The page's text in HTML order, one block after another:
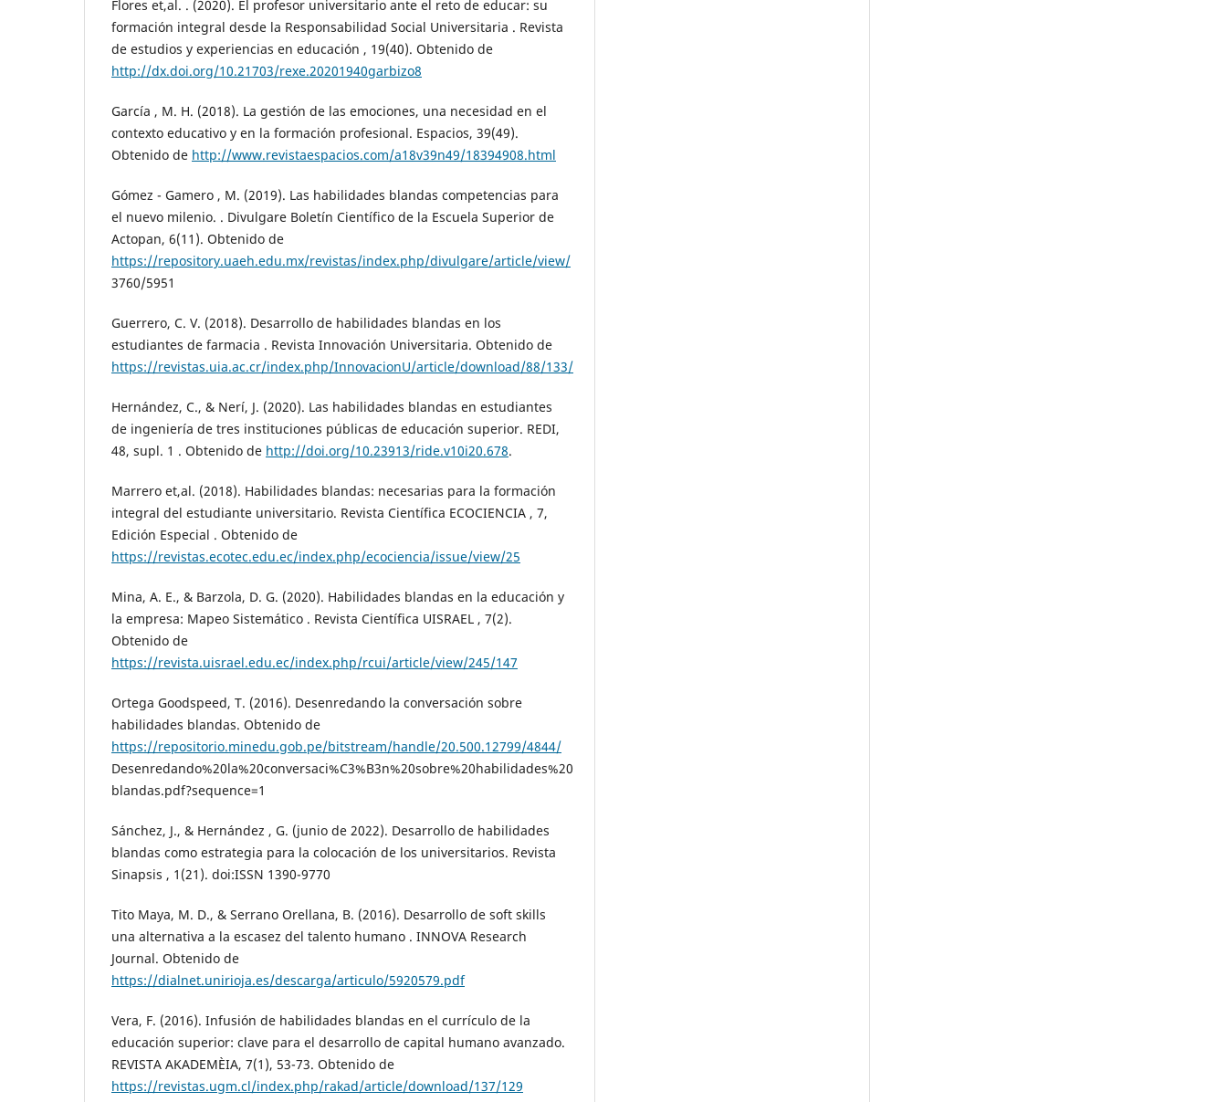
Flores et,al. . (2020). El profesor universitario ante el reto de educar: su
formación integral desde la Responsabilidad Social Universitaria . Revista
de estudios y experiencias en educación , 19(40). Obtenido de
http://dx.doi.org/10.21703/rexe.20201940garbizo8
García , M. H. (2018). La gestión de las emociones, una necesidad en el
contexto educativo y en la formación profesional. Espacios, 39(49).
Obtenido de http://www.revistaespacios.com/a18v39n49/18394908.html
Gómez - Gamero , M. (2019). Las habilidades blandas competencias para
el nuevo milenio. . Divulgare Boletín Científico de la Escuela Superior de
Actopan, 6(11). Obtenido de
https://repository.uaeh.edu.mx/revistas/index.php/divulgare/article/view/
3760/5951
Guerrero, C. V. (2018). Desarrollo de habilidades blandas en los
estudiantes de farmacia . Revista Innovación Universitaria. Obtenido de
https://revistas.uia.ac.cr/index.php/InnovacionU/article/download/88/133/
Hernández, C., & Nerí, J. (2020). Las habilidades blandas en estudiantes
de ingeniería de tres instituciones públicas de educación superior. REDI,
48, supl. 1 . Obtenido de http://doi.org/10.23913/ride.v10i20.678.
Marrero et,al. (2018). Habilidades blandas: necesarias para la formación
integral del estudiante universitario. Revista Científica ECOCIENCIA , 7,
Edición Especial . Obtenido de
https://revistas.ecotec.edu.ec/index.php/ecociencia/issue/view/25
Mina, A. E., & Barzola, D. G. (2020). Habilidades blandas en la educación y
la empresa: Mapeo Sistemático . Revista Científica UISRAEL , 7(2).
Obtenido de
https://revista.uisrael.edu.ec/index.php/rcui/article/view/245/147
Ortega Goodspeed, T. (2016). Desenredando la conversación sobre
habilidades blandas. Obtenido de
https://repositorio.minedu.gob.pe/bitstream/handle/20.500.12799/4844/
Desenredando%20la%20conversaci%C3%B3n%20sobre%20habilidades%20
blandas.pdf?sequence=1
Sánchez, J., & Hernández , G. (junio de 2022). Desarrollo de habilidades
blandas como estrategia para la colocación de los universitarios. Revista
Sinapsis , 1(21). doi:ISSN 1390-9770
Tito Maya, M. D., & Serrano Orellana, B. (2016). Desarrollo de soft skills
una alternativa a la escasez del talento humano . INNOVA Research
Journal. Obtenido de
https://dialnet.unirioja.es/descarga/articulo/5920579.pdf
Vera, F. (2016). Infusión de habilidades blandas en el currículo de la
educación superior: clave para el desarrollo de capital humano avanzado.
REVISTA AKADEMÈIA, 7(1), 53-73. Obtenido de
https://revistas.ugm.cl/index.php/rakad/article/download/137/129